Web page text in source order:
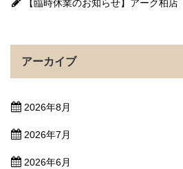
【臨時休業のお知らせ】アーク柏店
アーカイブ
2026年8月
2026年7月
2026年6月